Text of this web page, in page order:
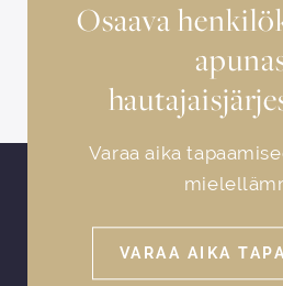
Osaava
Varaa aika
VARAA AIKA